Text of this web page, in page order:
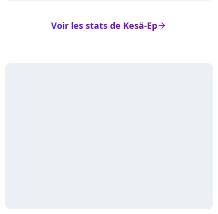
arrow_right
Voir les stats de Kesä-Ep